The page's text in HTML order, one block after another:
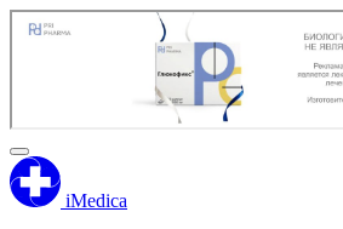
iMedica